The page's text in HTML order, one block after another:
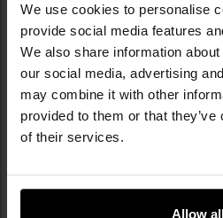
We use cookies to personalise
provide social media features
We also share information
our social media, advertising
may combine it with other
provided to them or that
of their services.
Allow
dostępne są już w
Pierwszy wielki sukces
nietypowa replika
zestawie stylizowanym na
Holmesie - produkt, który
dziesiątkach tysięcy
DANE